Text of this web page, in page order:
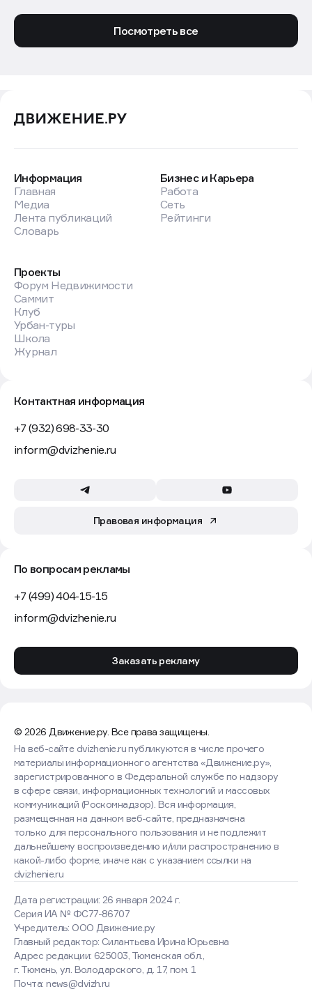
Посмотреть все
Информация
Главная
Медиа
Лента публикаций
Словарь
Бизнес и Карьера
Работа
Сеть
Рейтинги
Проекты
Форум Недвижимости
Саммит
Клуб
Урбан-туры
Школа
Журнал
Контактная информация
+7 (932) 698-33-30
inform@dvizhenie.ru
Правовая информация
По вопросам рекламы
+7 (499) 404-15-15
inform@dvizhenie.ru
Заказать рекламу
© 2026 Движение.ру. Все права защищены.
Дата регистрации: 26 января 2024 г.
Серия ИА № ФС77-86707
Учредитель: ООО Движение.ру
Главный редактор: Силантьева Ирина Юрьевна
Адрес редакции: 625003, Тюменская обл.,
г. Тюмень, ул. Володарского, д. 17, пом. 1
Почта: news@dvizh.ru
На веб-сайте dvizhenie.ru публикуются в числе прочего
материалы информационного агентства «Движение.ру»,
зарегистрированного в Федеральной службе по надзору
в сфере связи, информационных технологий и массовых
коммуникаций (Роскомнадзор). Вся информация,
размещенная на данном веб-сайте, предназначена
только для персонального пользования и не подлежит
дальнейшему воспроизведению и/или распространению в
какой-либо форме, иначе как с указанием ссылки на
dvizhenie.ru